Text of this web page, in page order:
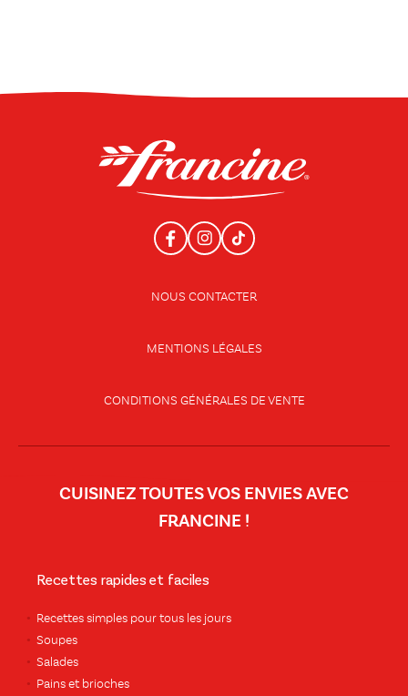
NOUS CONTACTER
MENTIONS LÉGALES
CONDITIONS GÉNÉRALES DE VENTE
CUISINEZ TOUTES VOS ENVIES AVEC
FRANCINE !
Recettes rapides et faciles
Recettes simples pour tous les jours
Soupes
Salades
Pains et brioches